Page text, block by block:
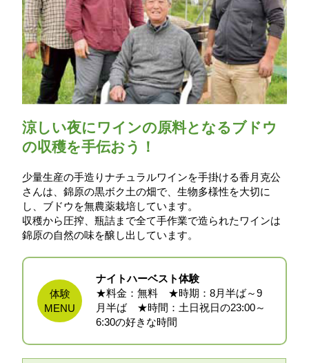
涼しい夜にワインの原料となるブドウ
の収穫を手伝おう！
少量生産の手造りナチュラルワインを手掛ける香月克公
さんは、錦原の黒ボク土の畑で、生物多様性を大切に
し、ブドウを無農薬栽培しています。
収穫から圧搾、瓶詰まで全て手作業で造られたワインは
錦原の自然の味を醸し出しています。
体験
MENU
ナイトハーベスト体験
★料金：無料 ★時期：8月半ば～9
月半ば ★時間：土日祝日の23:00～
6:30の好きな時間